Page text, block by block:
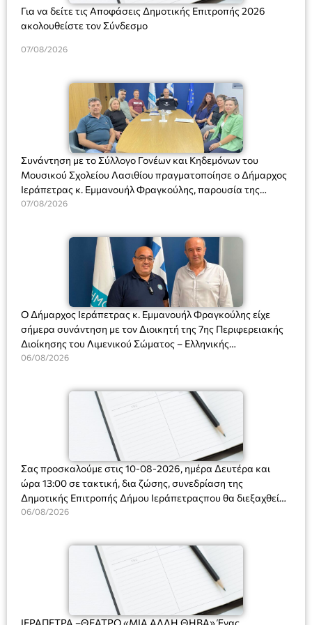
Για να δείτε τις Αποφάσεις Δημοτικής Επιτροπής 2026
ακολουθείστε τον Σύνδεσμο
07/08/2026
Συνάντηση με το Σύλλογο Γονέων και Κηδεμόνων του
Μουσικού Σχολείου Λασιθίου πραγματοποίησε ο Δήμαρχος
Ιεράπετρας κ. Εμμανουήλ Φραγκούλης, παρουσία της
Διευθύντριας του σχολείου κας Μαριάννας Χαΐτα.
07/08/2026
Ο Δήμαρχος Ιεράπετρας κ. Εμμανουήλ Φραγκούλης είχε
σήμερα συνάντηση με τον Διοικητή της 7ης Περιφερειακής
Διοίκησης του Λιμενικού Σώματος – Ελληνικής
Ακτοφυλακής (Λ.Σ.-ΕΛ.ΑΚΤ.), Αρχιπλοίαρχο Λ.Σ. κ. Ιωάννη
06/08/2026
Σας προσκαλούμε στις 10-08-2026, ημέρα Δευτέρα και
ώρα 13:00 σε τακτική, δια ζώσης, συνεδρίαση της
Δημοτικής Επιτροπής Δήμου Ιεράπετραςπου θα διεξαχθεί
στο Δημοτικό Κατάστημα, Δημοκρατίας 31 στην αίθουσα
και λήψη αποφάσεων στα παρακάτω θέματα:
06/08/2026
ΙΕΡΑΠΕΤΡΑ –ΘΕΑΤΡΟ «ΜΙΑ ΑΛΛΗ ΘΗΒΑ» Ένας